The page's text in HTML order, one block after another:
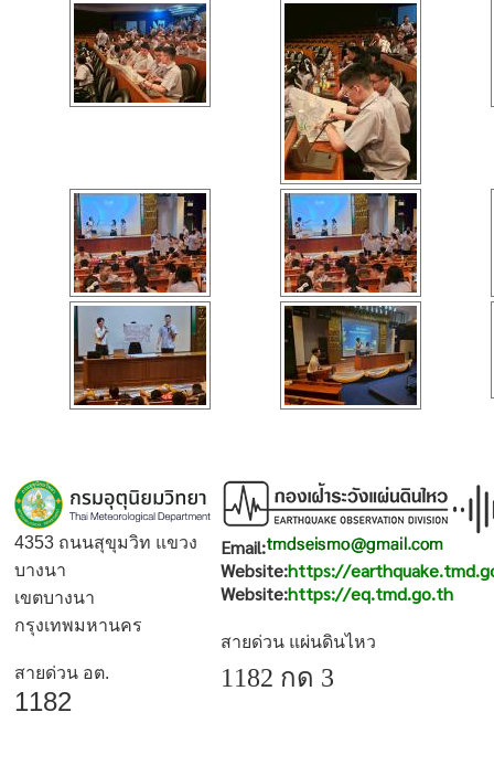
4353 ถนนสุขุมวิท แขวง
บางนา
เขตบางนา
กรุงเทพมหานคร
สายด่วน อต.
1182
Email:
Website:https://
Website:https://eq.tmd.go.th
สายด่วน แผ่นดินไหว
1182 กด 3